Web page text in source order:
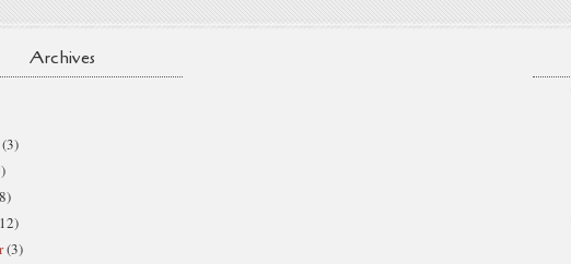
Archives
(3)
(3)